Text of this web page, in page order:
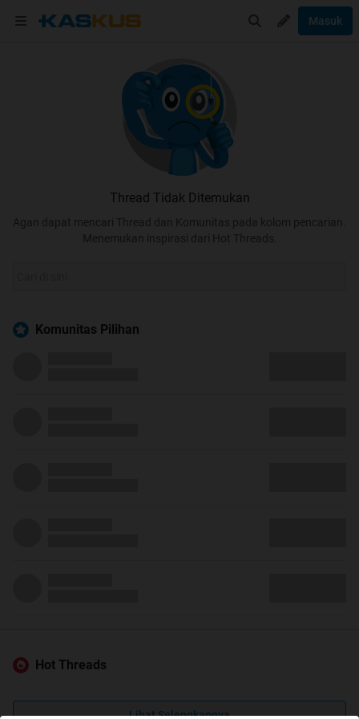
Masuk
Thread Tidak Ditemukan
Agan dapat mencari Thread dan Komunitas pada kolom pencarian.
Menemukan inspirasi dari Hot Threads.
Komunitas Pilihan
Hot Threads
Lihat Selengkapnya